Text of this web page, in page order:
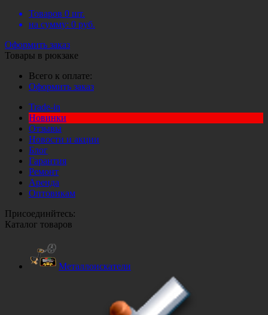
Товаров 0 шт.
на сумму: 0 руб.
Оформить заказ
Товары в рюкзаке
Всего к оплате:
Оформить заказ
Trade-in
Новинки
Отзывы
Новости и акции
Блог
Гарантия
Ремонт
Аренда
Оптовикам
Присоединйтесь:
Каталог товаров
Металлоискатели